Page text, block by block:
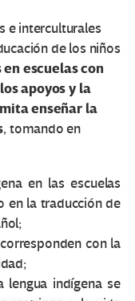
e interculturales
de los niños
escuelas con
apoyos y la
enseñar la
, tomando en
en las escuelas
en la traducción de
con la
lengua indígena se